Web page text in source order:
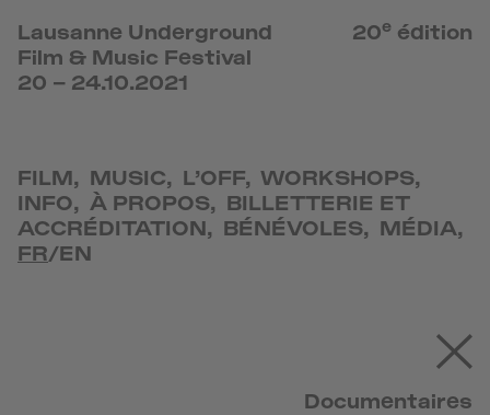
Lausanne Underground
Film & Music Festival
20eédition
20 – 24.10.2021
FILM, MUSIC, L’OFF, WORKSHOPS,
INFO, À PROPOS, BILLETTERIE ET
ACCRÉDITATION, BÉNÉVOLES, MÉDIA,
FR/EN
Documentaires